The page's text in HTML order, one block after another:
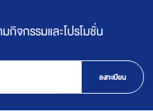
กิจกรรมและโปรโมชั่น
ลงทะเบียน